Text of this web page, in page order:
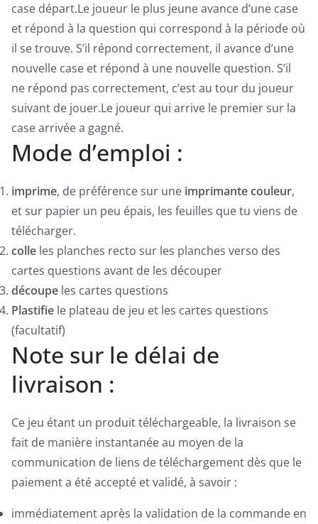
case départ.Le joueur le plus jeune avance d’une case
et répond à la question qui correspond à la période où
il se trouve. S’il répond correctement, il avance d’une
nouvelle case et répond à une nouvelle question. S’il
ne répond pas correctement, c’est au tour du joueur
suivant de jouer.Le joueur qui arrive le premier sur la
case arrivée a gagné.
Mode d’emploi :
imprime, de préférence sur une imprimante couleur,
et sur papier un peu épais, les feuilles que tu viens de
télécharger.
colle les planches recto sur les planches verso des
cartes questions avant de les découper
découpe les cartes questions
Plastifie le plateau de jeu et les cartes questions
(facultatif)
Note sur le délai de
livraison :
Ce jeu étant un produit téléchargeable, la livraison se
fait de manière instantanée au moyen de la
communication de liens de téléchargement dès que le
paiement a été accepté et validé, à savoir :
immédiatement après la validation de la commande en